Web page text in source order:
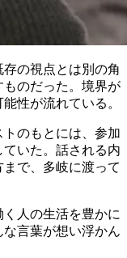
の視点とは別の角
のだった。境界が
性が流れている。
のもとには、参加
いた。話される内
で、多岐に渡って
く人の生活を豊かに
言葉が想い浮かん